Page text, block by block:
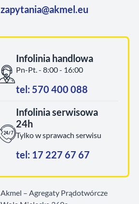
zapytania@akmel.eu
Infolinia handlowa
Pn-Pt. - 8:00 - 16:00
tel: 570 400 088
Infolinia serwisowa
24h
Tylko w sprawach serwisu
tel: 17 227 67 67
Akmel – Agregaty Prądotwórcze